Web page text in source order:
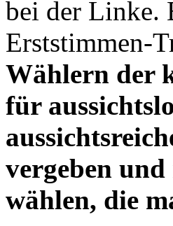
bei der Linke.
Erststimmen-
Wählern der
für
vergeben
wählen, die